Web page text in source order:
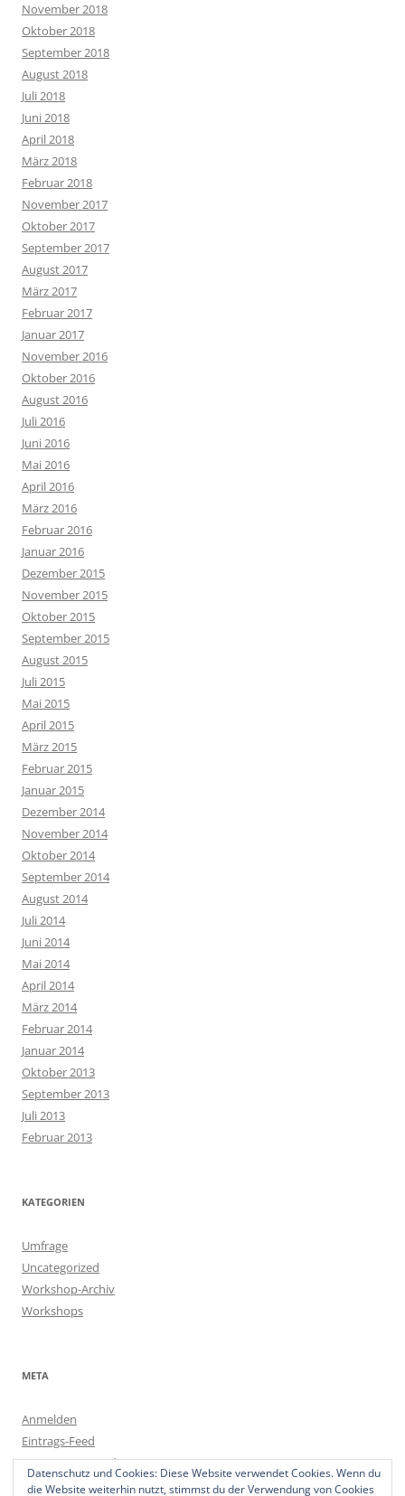
November 2018
Oktober 2018
September 2018
August 2018
Juli 2018
Juni 2018
April 2018
März 2018
Februar 2018
November 2017
Oktober 2017
September 2017
August 2017
März 2017
Februar 2017
Januar 2017
November 2016
Oktober 2016
August 2016
Juli 2016
Juni 2016
Mai 2016
April 2016
März 2016
Februar 2016
Januar 2016
Dezember 2015
November 2015
Oktober 2015
September 2015
August 2015
Juli 2015
Mai 2015
April 2015
März 2015
Februar 2015
Januar 2015
Dezember 2014
November 2014
Oktober 2014
September 2014
August 2014
Juli 2014
Juni 2014
Mai 2014
April 2014
März 2014
Februar 2014
Januar 2014
Oktober 2013
September 2013
Juli 2013
Februar 2013
KATEGORIEN
Umfrage
Uncategorized
Workshop-Archiv
Workshops
META
Anmelden
Eintrags-Feed
Kommentar-Feed
WordPress.org
Datenschutz und Cookies: Diese Website verwendet Cookies. Wenn du
die Website weiterhin nutzt, stimmst du der Verwendung von Cookies